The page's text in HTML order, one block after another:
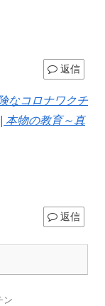
返信
なコロナワクチ
本物の教育～真
返信
ン